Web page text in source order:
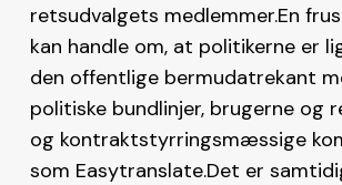
retsudvalgets medlemmer.En
kan handle om, at politikerne er
den offentlige bermudatrekant
politiske bundlinjer, brugerne og
og kontraktstyrringsmæssige
som Easytranslate.Det er